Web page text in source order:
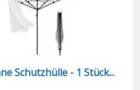
Schutzhülle - 1 Stück...